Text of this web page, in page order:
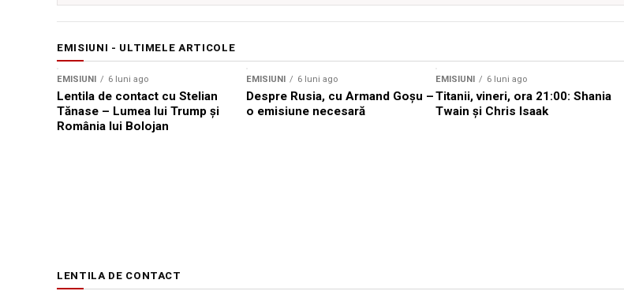
EMISIUNI - ULTIMELE ARTICOLE
EMISIUNI 6 luni ago
Lentila de contact cu Stelian
Tănase – Lumea lui Trump și
România lui Bolojan
EMISIUNI 6 luni ago
Despre Rusia, cu Armand Goșu –
o emisiune necesară
EMISIUNI 6 luni ago
Titanii, vineri, ora 21:00: Shania
Twain și Chris Isaak
LENTILA DE CONTACT